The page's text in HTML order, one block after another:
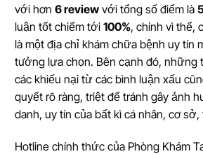
với hơn 6 review với tổng số điểm là
luận tốt chiếm tới 100%, chính vì thế,
là một địa chỉ khám chữa bệnh uy tín
tưởng lựa chọn. Bên cạnh đó, những
các khiếu nại từ các bình luận xấu
quyết rõ ràng, triệt để tránh gây ảnh
danh, uy tín của bất kì cá nhân, cơ
Hotline chính thức của Phòng Khám